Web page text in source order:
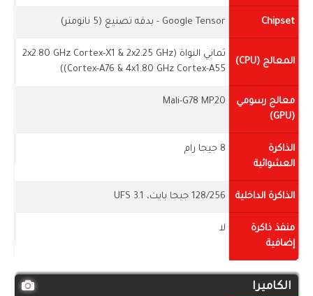
Chipset Google Tensor - بدقه تصنيع (5 نانومتر)
المعالج (CPU)
ثماني النواة (2x2.80 GHz Cortex-X1 & 2x2.25 GHz
Cortex-A76 & 4x1.80 GHz Cortex-A55))
معالج رسومي
(GPU)
Mali-G78 MP20
الذاكرة
العشوائية
8 جيجا رام
الذاكرة الداخلية 128/256 جيجا بايت، UFS 3.1
منفذ ذاكرة
إضافية
لا
الكاميرا